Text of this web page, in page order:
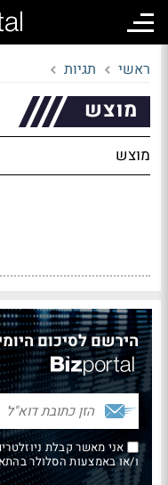
ראשי תגיות
מוצש
מוצש
הירשם לסיכום
אני מאשר קבלת
ו/או באמצעות הסלולר בהתאם